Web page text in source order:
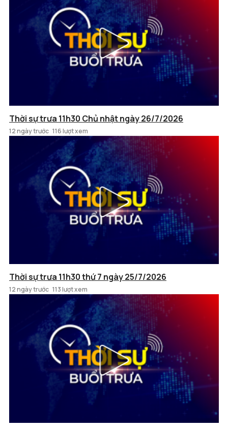
Thời sự trưa 11h30 Chủ nhật ngày 26/7/2026
12 ngày trước 116 lượt xem
Thời sự trưa 11h30 thứ 7 ngày 25/7/2026
12 ngày trước 113 lượt xem